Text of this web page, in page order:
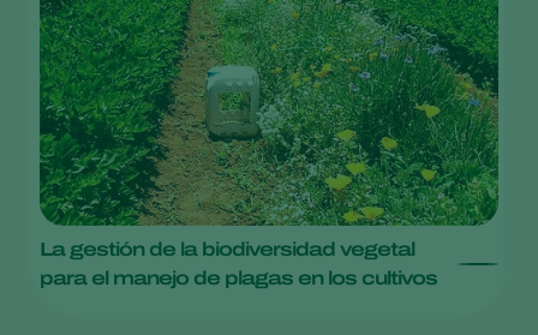
La gestión de la biodiversidad vegetal
para el manejo de plagas en los cultivos